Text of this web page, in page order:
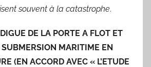
souvent à la catastrophe.
DE LA PORTE A FLOT ET
MARITIME EN
(EN ACCORD AVEC « L’ETUDE